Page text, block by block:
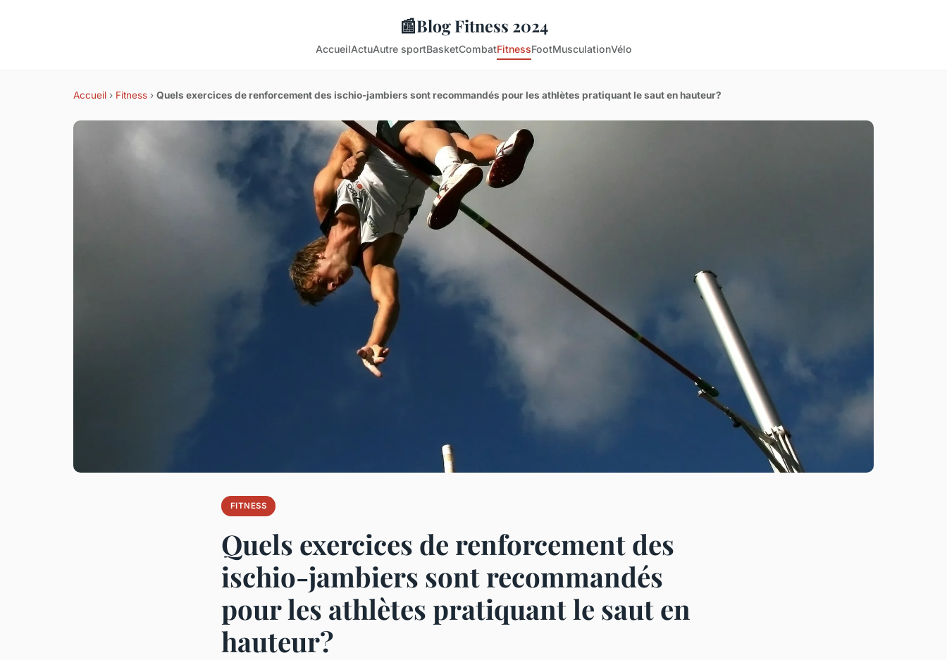
📰Blog Fitness 2024
AccueilActuAutre sportBasketCombatFitnessFootMusculationVélo
Accueil › Fitness › Quels exercices de renforcement des ischio-jambiers sont recommandés pour les athlètes pratiquant le saut en hauteur?
FITNESS
Quels exercices de renforcement des
ischio-jambiers sont recommandés
pour les athlètes pratiquant le saut en
hauteur?